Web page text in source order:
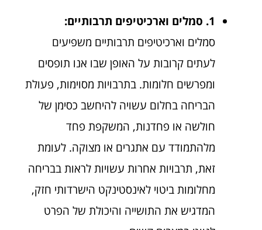
1. סמלים וארכיטיפים תרבותיים:
סמלים וארכיטיפים תרבותיים משפיעים
לעתים קרובות על האופן שבו אנו תופסים
ומפרשים חלומות. בתרבויות מסוימות, פעולת
הבריחה בחלום עשויה להיחשב כסימן של
חולשה או פחדנות, המשקפת פחד
מלהתמודד עם אתגרים או מצוקה. לעומת
זאת, תרבויות אחרות עשויות לראות בבריחה
מחלומות ביטוי לאינסטינקט הישרדותי חזק,
המדגיש את התושייה והיכולת של הפרט